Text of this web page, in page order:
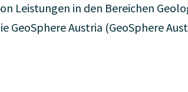
Leistungen in den Bereichen
Austria (GeoSphere